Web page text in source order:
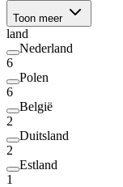
Toon meer
land
Nederland
6
Polen
6
België
2
Duitsland
2
Estland
1